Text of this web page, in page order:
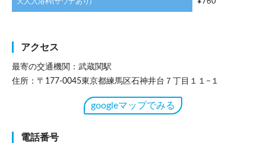
¥760
アクセス
最寄の交通機関：武蔵関駅
住所：〒177-0045東京都練馬区石神井台７丁目１１−１
googleマップでみる
電話番号